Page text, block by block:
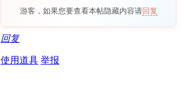
游客，如果您要查看本帖隐藏内容请回复
回复
使用道具 举报